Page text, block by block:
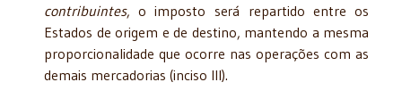
contribuintes, o imposto será repartido entre os
Estados de origem e de destino, mantendo a mesma
proporcionalidade que ocorre nas operações com as
demais mercadorias (inciso III).